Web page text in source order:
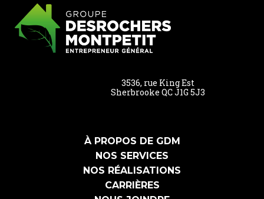
3536, rue King Est
Sherbrooke QC J1G 5J3
À PROPOS DE GDM
NOS SERVICES
NOS RÉALISATIONS
CARRIÈRES